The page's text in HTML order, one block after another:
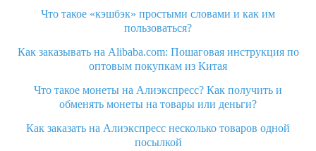
Что такое «кэшбэк» простыми словами и как им
пользоваться?
Как заказывать на Alibaba.com: Пошаговая инструкция по
оптовым покупкам из Китая
Что такое монеты на Алиэкспресс? Как получить и
обменять монеты на товары или деньги?
Как заказать на Алиэкспресс несколько товаров одной
посылкой